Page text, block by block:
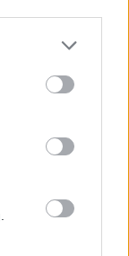
more Google
may click to
party tags to
below Google
che esige